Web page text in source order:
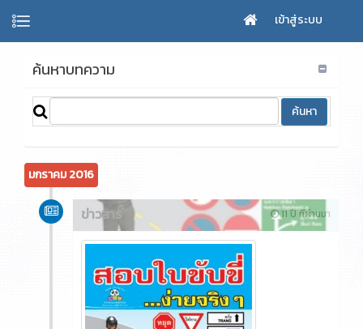
เข้าสู่ระบบ
ค้นหาบทความ
มกราคม 2016
11 ปี ที่ผ่านมา
ข่าวสาร